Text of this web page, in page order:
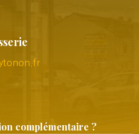
complémentaire ?